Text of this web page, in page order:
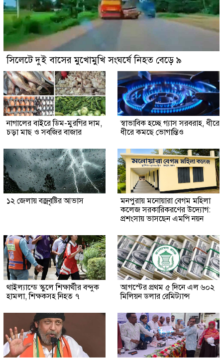
সিলেটে দুই বাসের মুখোমুখি সংঘর্ষে নিহত বেড়ে ৯
নাগালের বাইরে ডিম-মুরগির দাম,
চড়া মাছ ও সবজির বাজার
স্বাভাবিক হচ্ছে গ্যাস সরবরাহ, ধীরে
ধীরে কমছে ভোগান্তিও
১২ জেলায় বজ্রবৃষ্টির আভাস
মনপুরায় মনোয়ারা বেগম মহিলা
কলেজ সরকারিকরণের উদ্যোগ:
প্রশংসায় ভাসছেন এমপি নয়ন
থাইল্যান্ডে স্কুলে শিক্ষার্থীর বন্দুক
হামলা, শিক্ষকসহ নিহত ৭
আগস্টের প্রথম ৫ দিনে এল ৬০২
মিলিয়ন ডলার রেমিট্যান্স